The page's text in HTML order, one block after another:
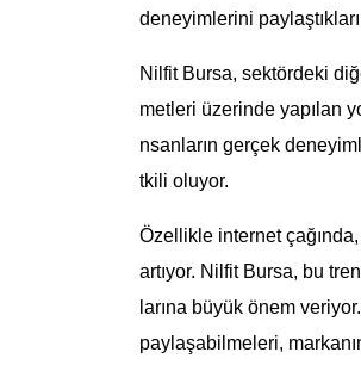
deneyimlerini
Nilfit Bursa, sektördeki
metleri üzerinde yapılan
nsanların gerçek
tkili oluyor.
Özellikle internet
artıyor. Nilfit Bursa, bu
larına büyük önem
paylaşabilmeleri,